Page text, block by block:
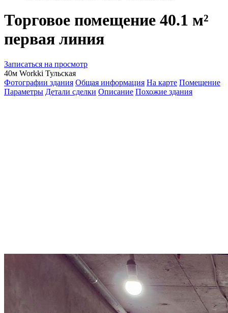
Торговое помещение 40.1 м²
первая линия
Записаться на просмотр
40м Workki Тульская
Фотографии здания Общая информация На карте Помещение
Параметры Детали сделки Описание Похожие здания